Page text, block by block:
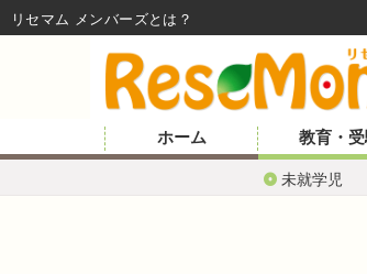
ホーム 教育・
未就学児
リセマム メンバーズ